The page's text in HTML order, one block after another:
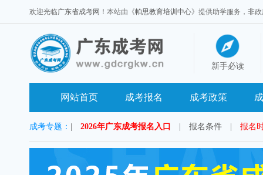
欢迎光临广东省成考网 ！本站由《帕思教育培训中心》提供助学服务，非
新手必读
网站首页 成考报名 成考政策
成考专题： 2026年广东成考报名入口 报名条件 报名